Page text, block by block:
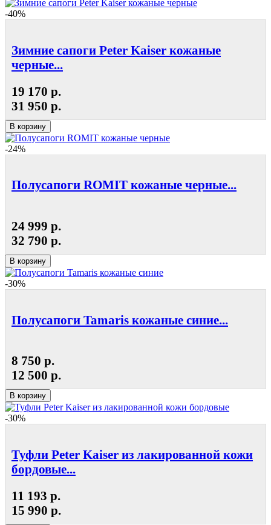
-40%
Зимние сапоги Peter Kaiser кожаные
черные...
19 170 р.
31 950 р.
В корзину
-24%
Полусапоги ROMIT кожаные черные...
24 999 р.
32 790 р.
В корзину
-30%
Полусапоги Tamaris кожаные синие...
8 750 р.
12 500 р.
В корзину
-30%
Туфли Peter Kaiser из лакированной кожи
бордовые...
11 193 р.
15 990 р.